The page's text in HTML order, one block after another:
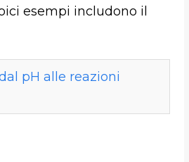
esempi includono il
pH alle reazioni